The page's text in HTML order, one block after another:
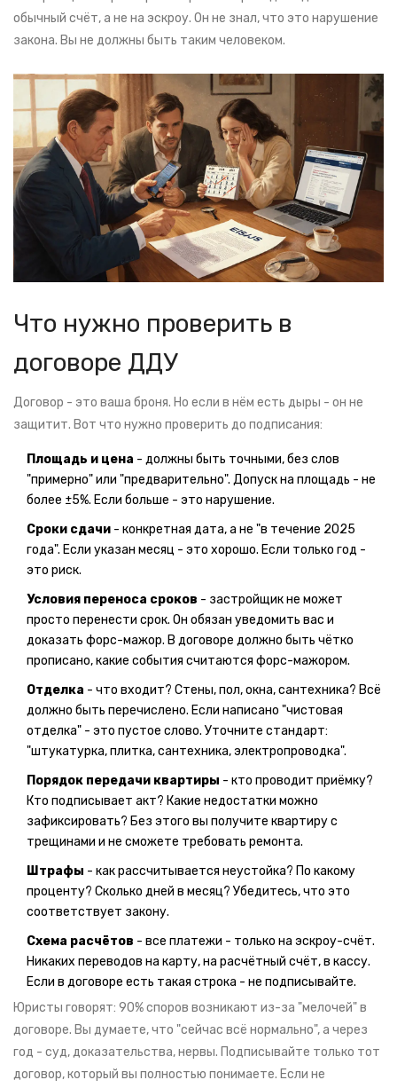
обычный счёт, а не на эскроу. Он не знал, что это нарушение
закона. Вы не должны быть таким человеком.
Что нужно проверить в
договоре ДДУ
Договор - это ваша броня. Но если в нём есть дыры - он не
защитит. Вот что нужно проверить до подписания:
Площадь и цена - должны быть точными, без слов
"примерно" или "предварительно". Допуск на площадь - не
более ±5%. Если больше - это нарушение.
Сроки сдачи - конкретная дата, а не "в течение 2025
года". Если указан месяц - это хорошо. Если только год -
это риск.
Условия переноса сроков - застройщик не может
просто перенести срок. Он обязан уведомить вас и
доказать форс-мажор. В договоре должно быть чётко
прописано, какие события считаются форс-мажором.
Отделка - что входит? Стены, пол, окна, сантехника? Всё
должно быть перечислено. Если написано "чистовая
отделка" - это пустое слово. Уточните стандарт:
"штукатурка, плитка, сантехника, электропроводка".
Порядок передачи квартиры - кто проводит приёмку?
Кто подписывает акт? Какие недостатки можно
зафиксировать? Без этого вы получите квартиру с
трещинами и не сможете требовать ремонта.
Штрафы - как рассчитывается неустойка? По какому
проценту? Сколько дней в месяц? Убедитесь, что это
соответствует закону.
Схема расчётов - все платежи - только на эскроу-счёт.
Никаких переводов на карту, на расчётный счёт, в кассу.
Если в договоре есть такая строка - не подписывайте.
Юристы говорят: 90% споров возникают из-за "мелочей" в
договоре. Вы думаете, что "сейчас всё нормально", а через
год - суд, доказательства, нервы. Подписывайте только тот
договор, который вы полностью понимаете. Если не